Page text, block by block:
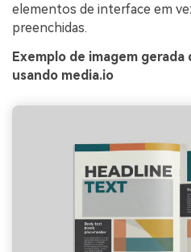
elementos de interface em
preenchidas.
Exemplo de imagem gerada
usando media.io